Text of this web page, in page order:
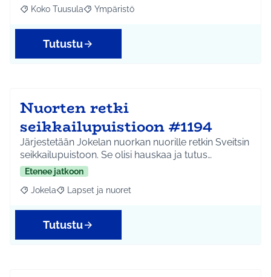
Rajaa tulokset aihepiirin mukaan: Koko Tuusula
Koko Tuusula Rajaa tulokset teeman mukaan: Ympäristö
Ympäristö
Tutustu
Nuorten retki
seikkailupuistioon #1194
Järjestetään Jokelan nuorkan nuorille retkin Sveitsin
seikkailupuistoon. Se olisi hauskaa ja tutus…
Etenee jatkoon
Rajaa tulokset aihepiirin mukaan: Jokela
Jokela Rajaa tulokset teeman mukaan: Lapset ja nuoret
Lapset ja nuoret
Tutustu